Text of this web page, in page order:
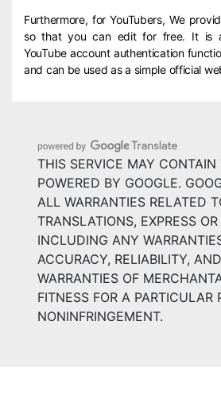
Furthermore, for YouTubers, We
so that you can edit for free. It is
YouTube account authentication
and can be used as a simple official
THIS SERVICE MAY
POWERED BY GOOGLE.
ALL WARRANTIES RELATED
TRANSLATIONS, EXPRESS
INCLUDING ANY
ACCURACY, RELIABILITY,
WARRANTIES OF
FITNESS FOR A PARTICULAR
NONINFRINGEMENT.